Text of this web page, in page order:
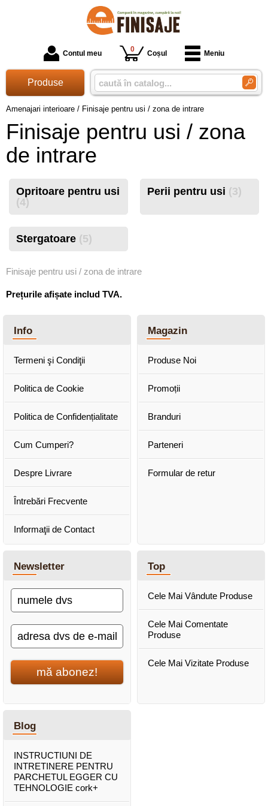
Contul meu 0 Coșul Meniu
Produse
Amenajari interioare / Finisaje pentru usi / zona de intrare
Finisaje pentru usi / zona
de intrare
Opritoare pentru usi
(4)
Perii pentru usi (3)
Stergatoare (5)
Finisaje pentru usi / zona de intrare
Prețurile afișate includ TVA.
Info
Termeni şi Condiţii
Politica de Cookie
Politica de Confidențialitate
Cum Cumperi?
Despre Livrare
Întrebări Frecvente
Informaţii de Contact
Magazin
Produse Noi
Promoții
Branduri
Parteneri
Formular de retur
Newsletter
mă abonez!
Top
Cele Mai Vândute Produse
Cele Mai Comentate
Produse
Cele Mai Vizitate Produse
Blog
INSTRUCTIUNI DE
INTRETINERE PENTRU
PARCHETUL EGGER CU
TEHNOLOGIE cork+